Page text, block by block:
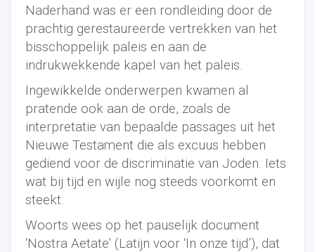
Naderhand was er een rondleiding door de
prachtig gerestaureerde vertrekken van het
bisschoppelijk paleis en aan de
indrukwekkende kapel van het paleis.
Ingewikkelde onderwerpen kwamen al
pratende ook aan de orde, zoals de
interpretatie van bepaalde passages uit het
Nieuwe Testament die als excuus hebben
gediend voor de discriminatie van Joden. Iets
wat bij tijd en wijle nog steeds voorkomt en
steekt.
Woorts wees op het pauselijk document
‘Nostra Aetate’ (Latijn voor ‘In onze tijd’), dat